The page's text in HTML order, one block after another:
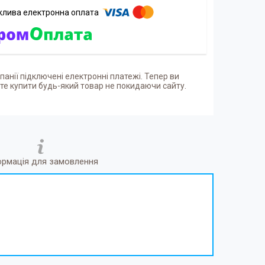
підключені електронні платежі. Тепер ви
купити будь-який товар не покидаючи сайту.
для замовлення